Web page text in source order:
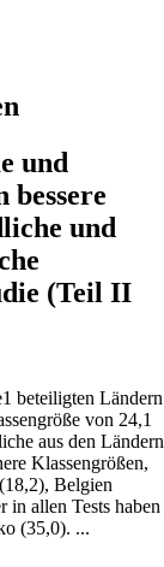
und
bessere
und
(Teil II
beteiligten Ländern
von 24,1
aus den Ländern
Klassengrößen,
Belgien
in allen Tests haben
(35,0). ...